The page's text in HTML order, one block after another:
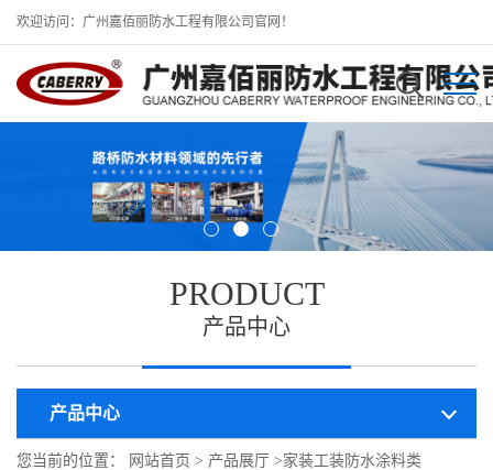
欢迎访问：广州嘉佰丽防水工程有限公司官网！
PRODUCT
产品中心
产品中心
您当前的位置： 网站首页 > 产品展厅 >家装工装防水涂料类